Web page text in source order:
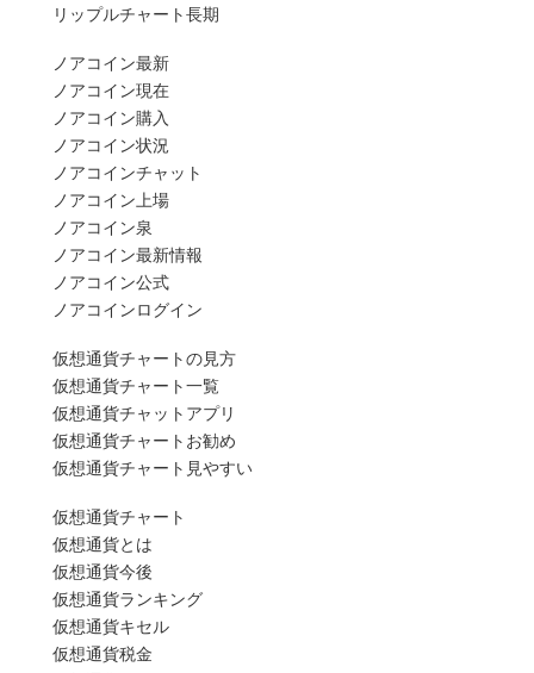
リップルチャート長期
ノアコイン最新
ノアコイン現在
ノアコイン購入
ノアコイン状況
ノアコインチャット
ノアコイン上場
ノアコイン泉
ノアコイン最新情報
ノアコイン公式
ノアコインログイン
仮想通貨チャートの見方
仮想通貨チャート一覧
仮想通貨チャットアプリ
仮想通貨チャートお勧め
仮想通貨チャート見やすい
仮想通貨チャート
仮想通貨とは
仮想通貨今後
仮想通貨ランキング
仮想通貨キセル
仮想通貨税金